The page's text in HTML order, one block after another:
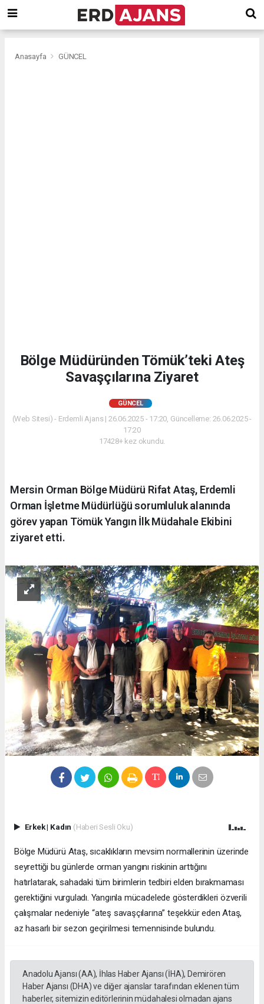
Anasayfa GÜNCEL
Bölge Müdüründen Tömük’teki Ateş
Savaşçılarına Ziyaret
GÜNCEL
(Web Sitesi) - Erdemli Ajans | 26.06.2025 - 17:20, Güncelleme: 26.06.2025 -
17:20
17428+ kez okundu.
Mersin Orman Bölge Müdürü Rifat Ataş, Erdemli
Orman İşletme Müdürlüğü sorumluluk alanında
görev yapan Tömük Yangın İlk Müdahale Ekibini
ziyaret etti.
Erkek| Kadın (Haberi Sesli Oku)
Bölge Müdürü Ataş, sıcaklıkların mevsim normallerinin üzerinde
seyrettiği bu günlerde orman yangını riskinin arttığını
hatırlatarak, sahadaki tüm birimlerin tedbiri elden bırakmaması
gerektiğini vurguladı. Yangınla mücadelede gösterdikleri özverili
çalışmalar nedeniyle “ateş savaşçılarına” teşekkür eden Ataş,
az hasarlı bir sezon geçirilmesi temennisinde bulundu.
Anadolu Ajansı (AA), İhlas Haber Ajansı (İHA), Demirören
Haber Ajansı (DHA) ve diğer ajanslar tarafından eklenen tüm
haberler, sitemizin editörlerinin müdahalesi olmadan ajans